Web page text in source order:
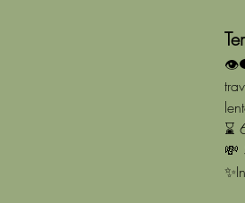
👁‍🗨
⌛
💸